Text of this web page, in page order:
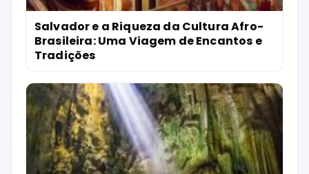
Salvador e a Riqueza da Cultura Afro-
Brasileira: Uma Viagem de Encantos e
Tradições